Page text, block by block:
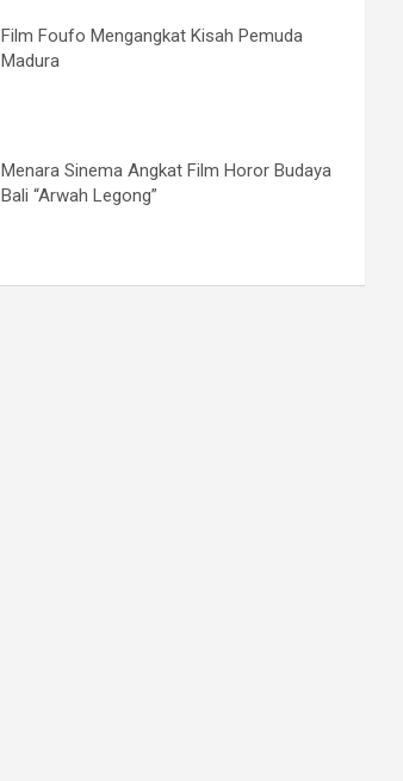
Film Foufo Mengangkat Kisah Pemuda
Madura
Menara Sinema Angkat Film Horor Budaya
Bali “Arwah Legong”